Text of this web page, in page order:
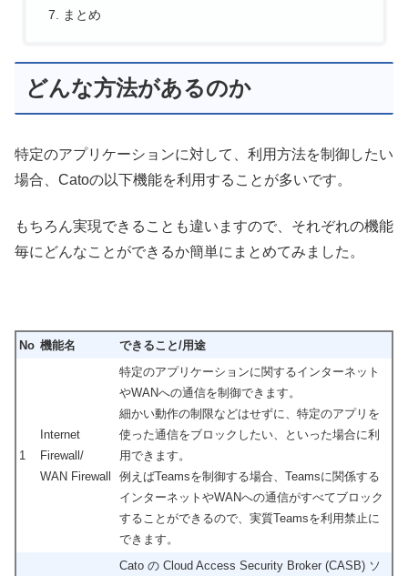
まとめ
どんな方法があるのか
特定のアプリケーションに対して、利用方法を制御したい
場合、Catoの以下機能を利用することが多いです。
もちろん実現できることも違いますので、それぞれの機能
毎にどんなことができるか簡単にまとめてみました。
No 機能名 できること/用途
1
Internet
Firewall/
WAN Firewall
特定のアプリケーションに関するインターネット
やWANへの通信を制御できます。
細かい動作の制限などはせずに、特定のアプリを
使った通信をブロックしたい、といった場合に利
用できます。
例えばTeamsを制御する場合、Teamsに関係する
インターネットやWANへの通信がすべてブロック
することができるので、実質Teamsを利用禁止に
できます。
Cato の Cloud Access Security Broker (CASB) ソ